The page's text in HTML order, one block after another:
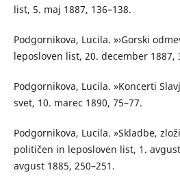
list, 5. maj 1887, 136–138.
Podgornikova, Lucila. »›Gorski
leposloven list, 20. december 1887,
Podgornikova, Lucila. »Koncerti
svet, 10. marec 1890, 75–77.
Podgornikova, Lucila. »Skladbe,
političen in leposloven list, 1.
avgust 1885, 250–251.